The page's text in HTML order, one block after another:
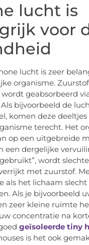
lucht is
voor
lucht is zeer
organisme.
geabsorbeerd
bijvoorbeeld de
komen deze
terecht. Het
op een uitgebreide
een dergelijke
wordt
met zuurstof.
als het lichaam
Als je bijvoorbeeld
zeer kleine ruimte
concentratie na
geïsoleerde tiny
is het ook